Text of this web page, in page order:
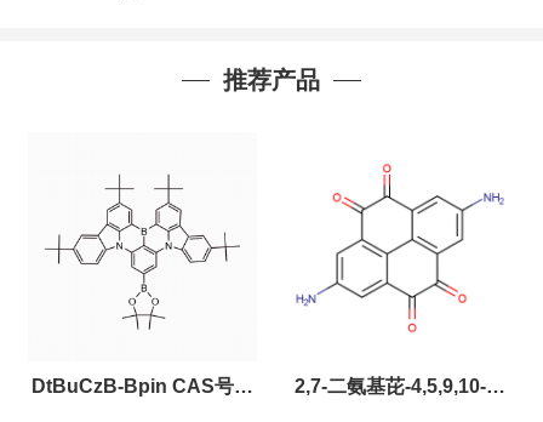
推荐产品
DtBuCzB-Bpin CAS号： 2,7-二氨基芘-4,5,9,10-四